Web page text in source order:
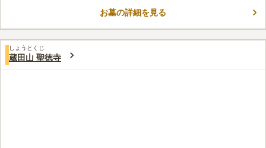
苑の中は、全体的にフラットな作りでバリアフリー設計なので、
口コミ評価
この霊園はまだ誰からも評価されていません。
お墓の詳細を見る
しょうとくじ
蔵田山 聖徳寺